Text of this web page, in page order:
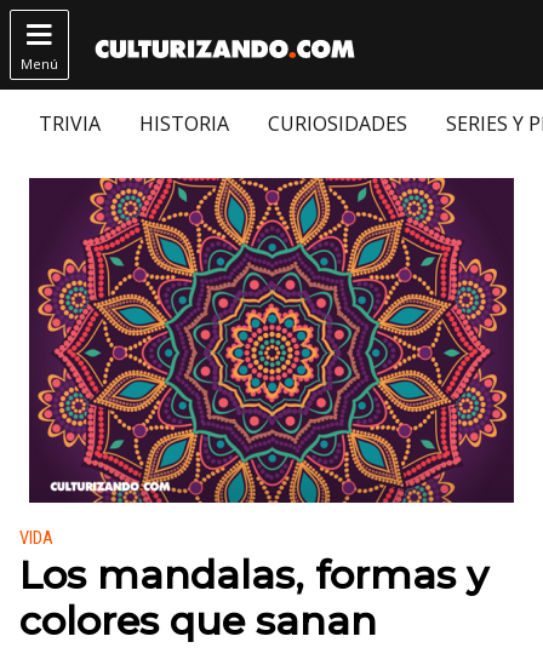

Menú
TRIVIA HISTORIA CURIOSIDADES SERIES Y
Publicado en:
VIDA
Los mandalas, formas y
colores que sanan